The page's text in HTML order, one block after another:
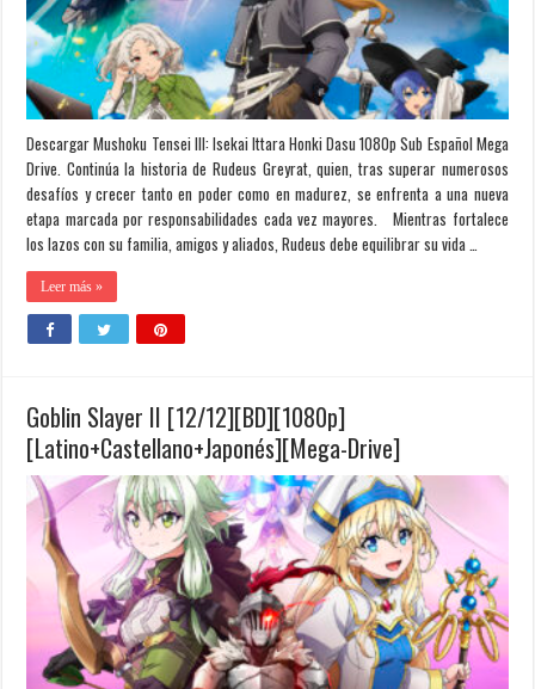
Descargar Mushoku Tensei III: Isekai Ittara Honki Dasu 1080p Sub Español Mega
Drive. Continúa la historia de Rudeus Greyrat, quien, tras superar numerosos
desafíos y crecer tanto en poder como en madurez, se enfrenta a una nueva
etapa marcada por responsabilidades cada vez mayores. Mientras fortalece
los lazos con su familia, amigos y aliados, Rudeus debe equilibrar su vida …
Leer más »
Goblin Slayer II [12/12][BD][1080p]
[Latino+Castellano+Japonés][Mega-Drive]